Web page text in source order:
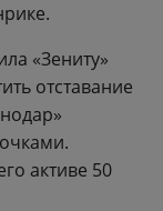
«Зениту»
отставание
активе 50